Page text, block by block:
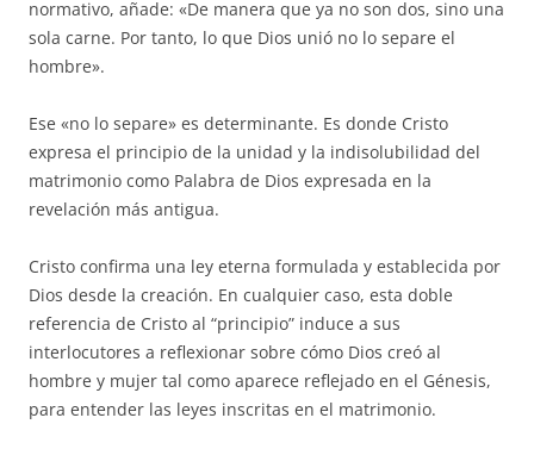
normativo, añade: «De manera que ya no son dos, sino una
sola carne. Por tanto, lo que Dios unió no lo separe el
hombre».
Ese «no lo separe» es determinante. Es donde Cristo
expresa el principio de la unidad y la indisolubilidad del
matrimonio como Palabra de Dios expresada en la
revelación más antigua.
Cristo confirma una ley eterna formulada y establecida por
Dios desde la creación. En cualquier caso, esta doble
referencia de Cristo al “principio” induce a sus
interlocutores a reflexionar sobre cómo Dios creó al
hombre y mujer tal como aparece reflejado en el Génesis,
para entender las leyes inscritas en el matrimonio.